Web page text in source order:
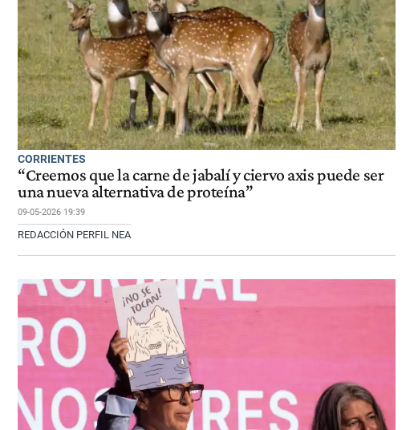
CORRIENTES
“Creemos que la carne de jabalí y ciervo axis puede ser
una nueva alternativa de proteína”
09-05-2026 19:39
REDACCIÓN PERFIL NEA